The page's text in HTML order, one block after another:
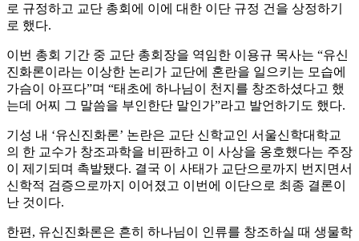
로 규정하고 교단 총회에 이에 대한 이단 규정 건을 상정하기
로 했다.
이번 총회 기간 중 교단 총회장을 역임한 이용규 목사는 “유신
진화론이라는 이상한 논리가 교단에 혼란을 일으키는 모습에
가슴이 아프다”며 “태초에 하나님이 천지를 창조하셨다고 했
는데 어찌 그 말씀을 부인한단 말인가”라고 발언하기도 했다.
기성 내 ‘유신진화론’ 논란은 교단 신학교인 서울신학대학교
의 한 교수가 창조과학을 비판하고 이 사상을 옹호했다는 주장
이 제기되며 촉발됐다. 결국 이 사태가 교단으로까지 번지면서
신학적 검증으로까지 이어졌고 이번에 이단으로 최종 결론이
난 것이다.
한편, 유신진화론은 흔히 하나님이 인류를 창조하실 때 생물학